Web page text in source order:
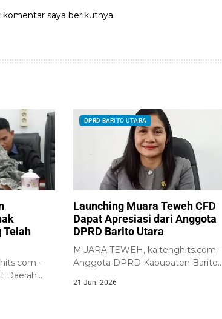
saya berikutnya.
Telah
-
Daerah
DPRD BARITO UTARA
Launching Muara Teweh CFD
Dapat Apresiasi dari Anggota
DPRD Barito Utara
MUARA TEWEH, kaltenghits.com -
Anggota DPRD Kabupaten Barito
21 Juni 2026